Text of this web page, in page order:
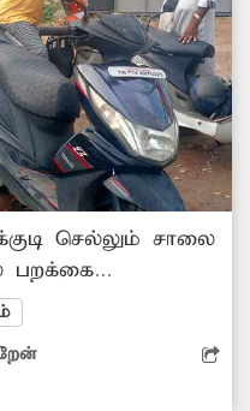
செல்லும் சாலை
பறக்கை
அடியில்
உடைப்பு
புகார்